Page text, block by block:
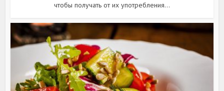
чтобы получать от их употребления...